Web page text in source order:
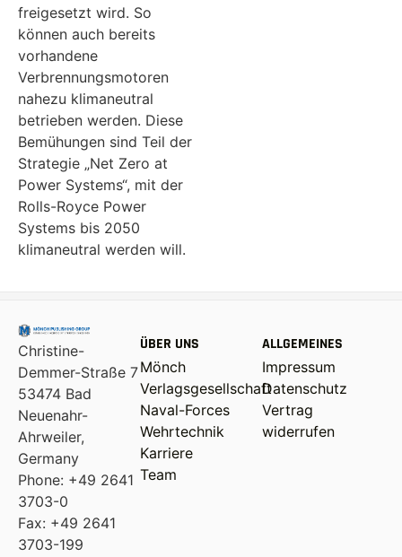
freigesetzt wird. So
können auch bereits
vorhandene
Verbrennungsmotoren
nahezu klimaneutral
betrieben werden. Diese
Bemühungen sind Teil der
Strategie „Net Zero at
Power Systems“, mit der
Rolls-Royce Power
Systems bis 2050
klimaneutral werden will.
Christine-
Demmer-Straße 7
53474 Bad
Neuenahr-
Ahrweiler,
Germany
Phone: +49 2641
3703-0
Fax: +49 2641
3703-199
ÜBER UNS
Mönch
Verlagsgesellschaft
Naval-Forces
Wehrtechnik
Karriere
Team
ALLGEMEINES
Impressum
Datenschutz
Vertrag
widerrufen